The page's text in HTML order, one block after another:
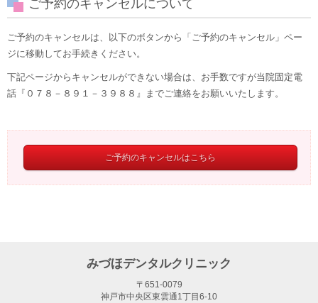
ご予約のキャンセルについて
ご予約のキャンセルは、以下のボタンから「ご予約のキャンセル」ペー
ジに移動してお手続きください。
下記ページからキャンセルができない場合は、お手数ですが当院固定電
話『０７８－８９１－３９８８』までご連絡をお願いいたします。
ご予約のキャンセルはこちら
みづほデンタルクリニック
〒651-0079
神戸市中央区東雲通1丁目6-10